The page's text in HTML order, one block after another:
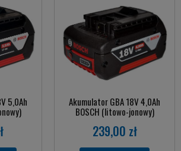
5,0Ah Akumulator GBA 18V 4,0Ah
BOSCH (litowo-jonowy)
239,00 zł